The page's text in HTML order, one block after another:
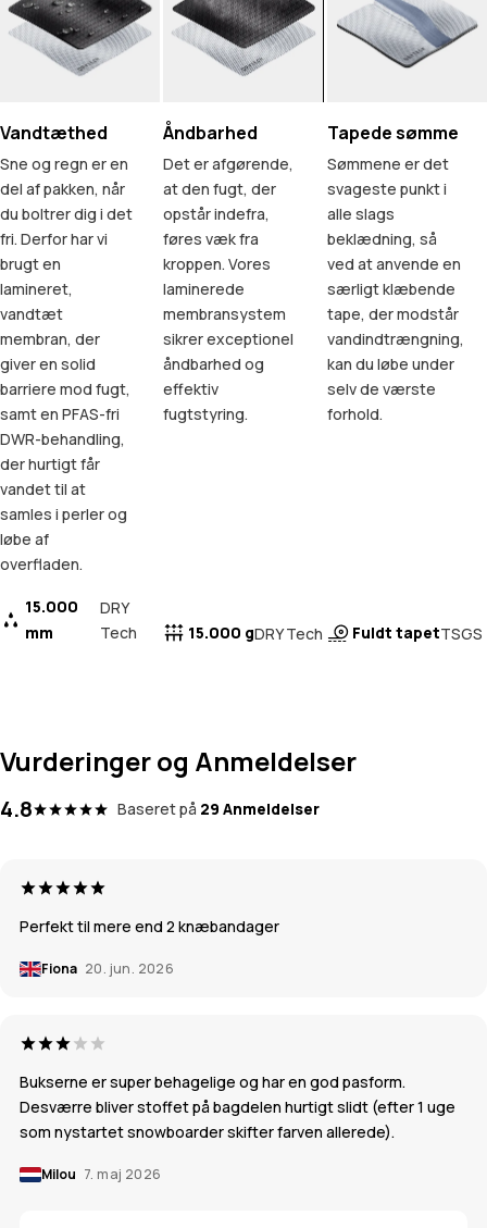
Vandtæthed
Sne og regn er en
del af pakken, når
du boltrer dig i det
fri. Derfor har vi
brugt en
lamineret,
vandtæt
membran, der
giver en solid
barriere mod fugt,
samt en PFAS-fri
DWR-behandling,
der hurtigt får
vandet til at
samles i perler og
løbe af
overfladen.
15.000
mm
DRY
Tech
Åndbarhed
Det er afgørende,
at den fugt, der
opstår indefra,
føres væk fra
kroppen. Vores
laminerede
membransystem
sikrer exceptionel
åndbarhed og
effektiv
fugtstyring.
15.000 gDRY Tech
Tapede sømme
Sømmene er det
svageste punkt i
alle slags
beklædning, så
ved at anvende en
særligt klæbende
tape, der modstår
vandindtrængning,
kan du løbe under
selv de værste
forhold.
Fuldt tapetTSGS
Vurderinger og Anmeldelser
4.8 Baseret på 29 Anmeldelser
Perfekt til mere end 2 knæbandager
Fiona 20. jun. 2026
Bukserne er super behagelige og har en god pasform.
Desværre bliver stoffet på bagdelen hurtigt slidt (efter 1 uge
som nystartet snowboarder skifter farven allerede).
Milou 7. maj 2026